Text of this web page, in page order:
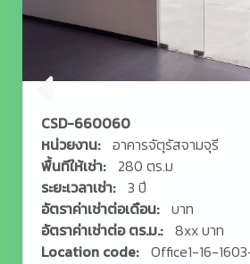
CSD-660063
หน่วยงาน: อาคารจัตุรัสจามจุรี
พื้นทีให้เช่า:
400 ตร.ม
ระยะเวลาเช่า: 3 ปี
อัตราค่าเช่าต่อเดือน: บาท
อัตราค่าเช่าต่อ ตร.ม.: 8xx บาท
Location code: Office1-16-1608